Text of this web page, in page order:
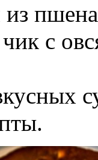
чик с